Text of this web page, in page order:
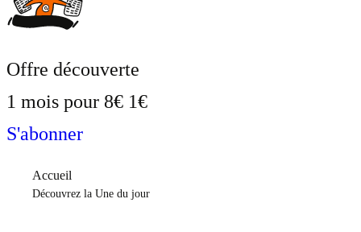
Offre découverte
1 mois pour 8€ 1€
S'abonner
Accueil
Découvrez la Une du jour